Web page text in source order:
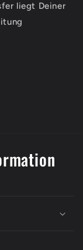
liegt Deiner